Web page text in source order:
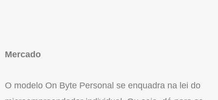
Mercado
O modelo On Byte Personal se enquadra na lei do